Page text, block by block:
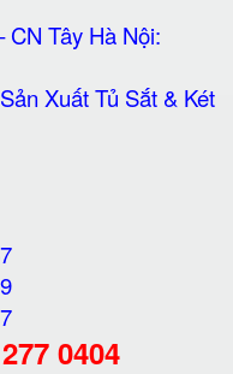
Tây Hà Nội:
Xuất Tủ Sắt & Két
0404